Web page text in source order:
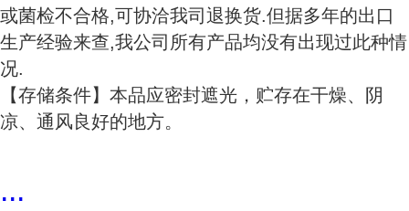
或菌检不合格,可协洽我司退换货.但据多年的出口
生产经验来查,我公司所有产品均没有出现过此种情
况.
【存储条件】本品应密封遮光，贮存在干燥、阴
凉、通风良好的地方。
...